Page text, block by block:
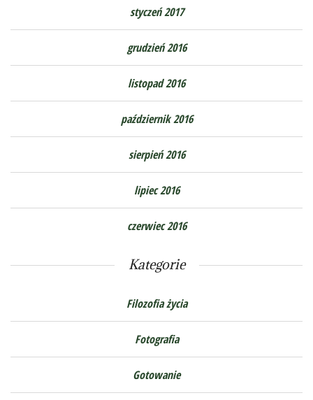
styczeń 2017
grudzień 2016
listopad 2016
październik 2016
sierpień 2016
lipiec 2016
czerwiec 2016
Kategorie
Filozofia życia
Fotografia
Gotowanie